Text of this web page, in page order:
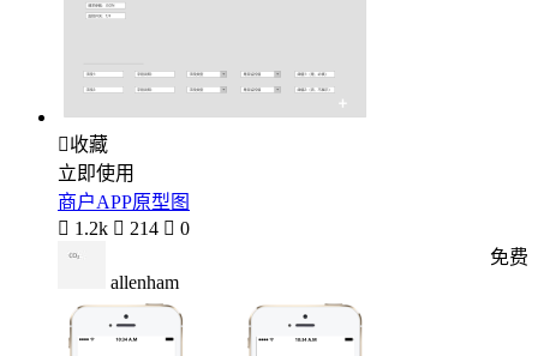
收藏
立即使用
商户APP原型图
 1.2k  214  0
allenham
免费